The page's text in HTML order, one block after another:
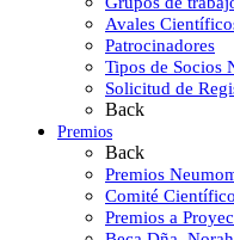
Avales
Patrocinadores
Tipos de Socios
Solicitud de
Back
Premios
Back
Premios
Comité Científico
Premios a